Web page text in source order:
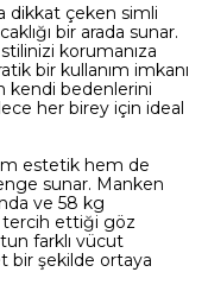
dikkat çeken simli
bir arada sunar.
korumanıza
bir kullanım imkanı
kendi bedenlerini
her birey için ideal
estetik hem de
sunar. Manken
ve 58 kg
tercih ettiği göz
farklı vücut
bir şekilde ortaya